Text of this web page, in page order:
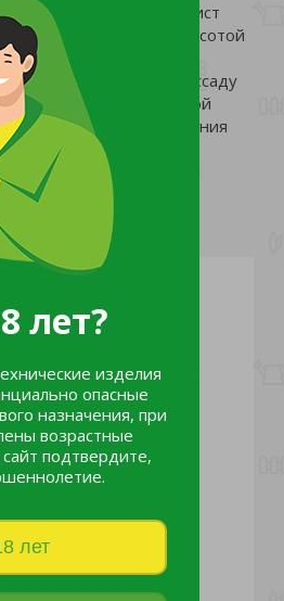
лет?
изделия
опасные
назначения, при
возрастные
подтвердите,
лет
листьев. Лист
Розетка высотой
устойчивостью к
— в апреле - мае. На рассаду
формирования мощной
воды, так и пересушивания